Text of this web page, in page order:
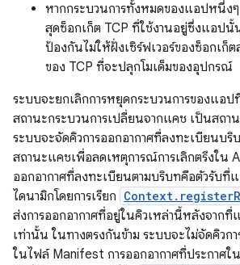
หากกระบวนการทั้งหมดของแอปหนึ่ง
สุดซ็อกเก็ต TCP ที่ใช้งานอยู่ซึ่งแอป
ป้องกันไม่ให้ฝั่งเซิร์ฟเวอร์ของซ็อกเก็
ของ TCP ที่จะปลุกโมเด็มของอุปกรณ์
ระบบจะยกเลิกการหยุดกระบวนการของแอป
สถานะกระบวนการเปลี่ยนจากแคช เป็นสถา
ระบบจะจัดคิวการออกอากาศที่ลงทะเบียนบ
สถานะแคชเพื่อลดเหตุการณ์การเลิกตรึงใน
ออกอากาศที่ลงทะเบียนตามบริบทคือตัวรับ
ไดนามิกโดยการเรียก
ส่งการออกอากาศที่อยู่ในคิวเหล่านี้หลังจากที่
เท่านั้น ในทางตรงกันข้าม ระบบจะไม่จัดคิวก
ในไฟล์ Manifest การออกอากาศที่ประกาศ